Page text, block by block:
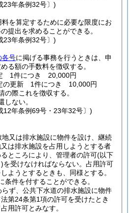
23年条例32号〕)
を算定するために必要な限度にお
提出を求めることができる。
23年条例32号〕)
各号に掲げる事務を行うときは、申
る額の手数料を徴収する。
1件につき 20,000円
の更新 1件につき 10,000円
の際これを徴収する。
しない。
12年条例69号・23年32号〕)
又は排水施設に物件を設け、継続
は排水施設を占用しようとする者
ところにより、管理者の許可(以下
を受けなければならない。 占用許可
ようとするときも、同様とする。
条件を付することができる。
ず、公共下水道の排水施設に物件
第24条第1項の許可を受けたとき
用許可とみなす。